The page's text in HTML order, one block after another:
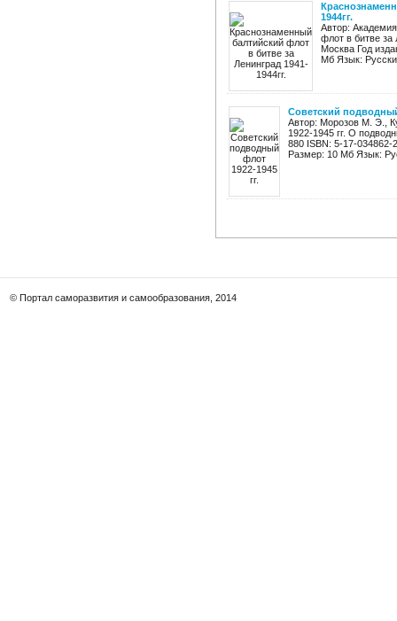
1944гг.
Автор:
флот в битве за
Москва Год
Мб Язык:
Советский
Автор: Морозов М. Э.,
1922-1945 гг. О
880 ISBN: 5-17-
Размер: 10 Мб Язык:
© Портал саморазвития и самообразования, 2014